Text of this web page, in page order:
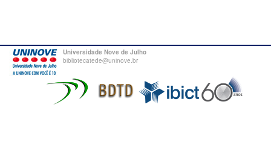
Universidade Nove de Julho
bibliotecatede@uninove.br